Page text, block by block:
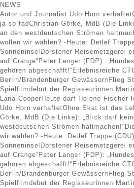
NEWS
Autor und Journalist Udo Horn verhaftet
ja so fadChristian Görke, MdB (Die
an den westdeutschen Strömen
wollen wir wählen? -Heute: Detlef
Sonneninsel Dorstener Reisemetzgerei
auf Crange“ Peter Langer (FDP):
gehören abgeschafft!“ Erlebnisreiche
Berlin/Brandenburger Gewässern Flieg
Spielfilmdebut der Regisseurinnen
Lana Cooper Heute darf Helene Fischer
Udo Horn verhaftetOhne Skat ist das
Görke, MdB (Die Linke): „Blick darf
westdeutschen Strömen haltmachen!“
wir wählen? -Heute: Detlef Trappe (CDU)
Sonneninsel Dorstener Reisemetzgerei
auf Crange“ Peter Langer (FDP):
gehören abgeschafft!“ Erlebnisreiche
Berlin/Brandenburger Gewässern Flieg
Spielfilmdebut der Regisseurinnen